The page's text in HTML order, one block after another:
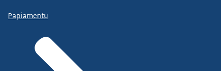
Papiamentu